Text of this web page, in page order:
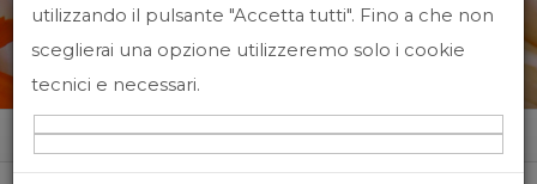
News&Events
Home News&events
utilizzando il pulsante "Accetta tutti". Fino a che non
sceglierai una opzione utilizzeremo solo i cookie
tecnici e necessari.